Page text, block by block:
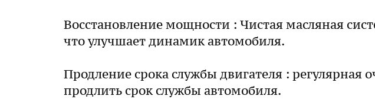
Восстановление мощности : Чистая масляная
что улучшает динамик автомобиля.
Продление срока службы двигателя : регулярная
продлить срок службы автомобиля.